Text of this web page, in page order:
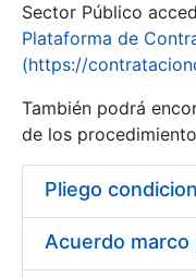
Erakutsi/Ezkutatu
Sector Público
Plataforma de
(https://
También podrá
de los